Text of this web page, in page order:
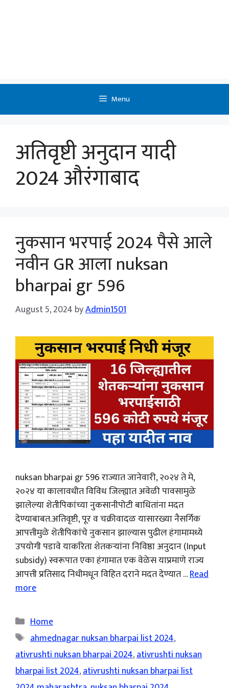
Menu
अतिवृष्टी अनुदान यादी
2024 औरंगाबाद
नुकसान भरपाई 2024 पैसे आले
नवीन GR आला nuksan
bharpai gr 596
August 5, 2024 byAdmin1501
nuksan bharpai gr 596 राज्यात जानेवारी, २०२४ ते मे,
२०२४ या कालावधीत विविध जिल्ह्यात अवेळी पावसामुळे
झालेल्या शेतीपिकांच्या नुकसानीपोटी बाधितांना मदत
देण्याबाबत.अतिवृष्टी, पूर व चक्रीवादळ यासारख्या नैसर्गिक
आपत्तीमुळे शेतीपिकांचे नुकसान झाल्यास पुढील हंगामामध्ये
उपयोगी पडावे याकरिता शेतकऱ्यांना निविष्ठा अनुदान (Input
subsidy) स्वरूपात एका हंगामात एक वेळेस याप्रमाणे राज्य
आपत्ती प्रतिसाद निधीमधून विहित दराने मदत देण्यात …Read
more
Categories
Home
Tags
ahmednagar nuksan bharpai list 2024,
ativrushti nuksan bharpai 2024,ativrushti nuksan
bharpai list 2024,ativrushti nuksan bharpai list